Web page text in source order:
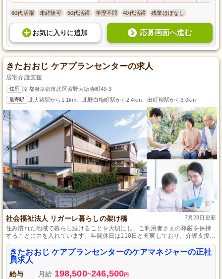
60代活躍 未経験可 50代活躍 学歴不問 40代活躍 残業ほぼなし
お気に入り に追加 応募画面へ進む
きたおおじ ケアプランセンターの求人
居宅介護支援
住所 京都府京都市北区紫野大徳寺町49-3
最寄駅 北大路駅から1.1km、北野白梅町駅から2.4km、出町柳駅から3.0km
社会福祉法人 リガーレ暮らしの架け橋 7月28日更新
住み慣れた地域で暮らし続けることを大切にし、ご利用者さまの尊厳を保持
することに力を入れています。年間休日は110日と充実しており、介護支援専
門員の資格をお持ちのケアマネジャーを京都市北区の事業所で募集していま
す。働きやすい環境で、ご利用者さまのサポートをともに行いませんか。
きたおおじ ケアプランセンターのケアマネジャーの正社
員求人
給与 月給 198,500~246,500円